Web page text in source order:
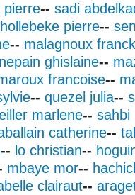
pierre-- sadi
hollebeke pierre--
-- malagnoux franck
ghislaine--
francoise--
-- quezel julia--
marlene-- sahbi
catherine--
-- lo christian--
mbaye mor--
clairaut--